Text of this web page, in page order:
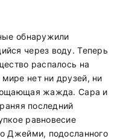
обнаружили
через воду. Теперь
распалось на
нет ни друзей, ни
жажда. Сара и
последний
равновесие
Джейми, подосланного